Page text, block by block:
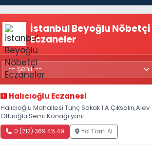
maaş desteğini 35
bin TL'ye çıkardık”
İstanbul Beyoğlu Nöbetçi
Eczaneler
Halıcıoğlu Eczanesi
Halıcıoğlu Mahallesi Tunç Sokak 1 A Çıksalın,Alev
Ofluoğlu Semt Konağı yanı
0 (212) 369 45 49 Yol Tarifi Al